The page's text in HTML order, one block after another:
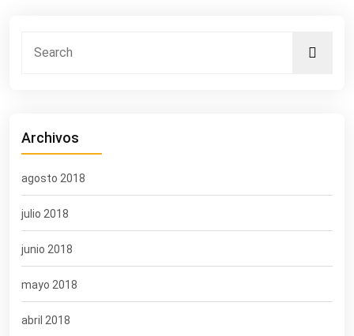
Archivos
agosto 2018
julio 2018
junio 2018
mayo 2018
abril 2018